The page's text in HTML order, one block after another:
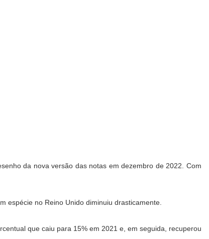
da nova versão das notas em dezembro de 2022. Com
espécie no Reino Unido diminuiu drasticamente.
que caiu para 15% em 2021 e, em seguida, recuperou